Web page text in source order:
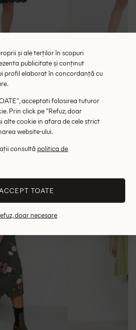
verde
lei
Rochie
fost interesati de
și ale terților în scopuri
publicitate și conținut
profil elaborat în concordanță cu
acceptati folosirea tuturor
Prin click pe "Refuz, doar
alte cookie in afara de cele strict
website-ului.
consultă politica de
ACCEPT TOATE
doar necesare